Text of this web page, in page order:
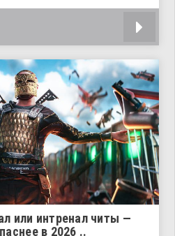
или интренал читы —
в 2026 ..